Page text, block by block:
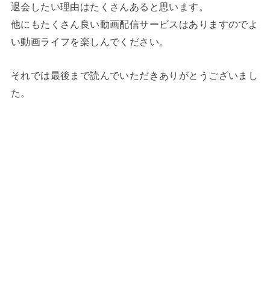
退会したい理由はたくさんあると思います。
他にもたくさん良い動画配信サービスはありますのでよ
い動画ライフを楽しんでください。
それでは最後まで読んでいただきありがとうございまし
た。